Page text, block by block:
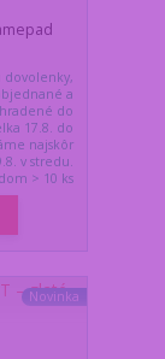
dovolenky,
a
do
17.8. do
najskôr
v stredu.
> 10 ks
Novinka